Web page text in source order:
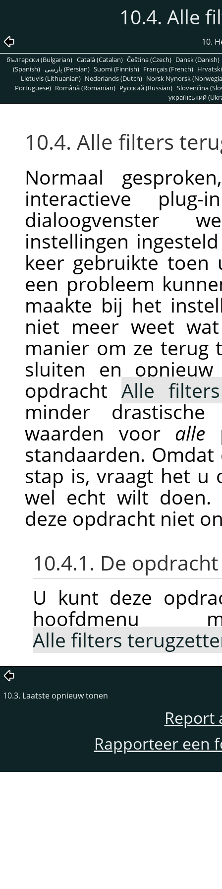
10.4. Alle
10.
български (Bulgarian) Català (Catalan) Čeština (Czech) Dansk (Danish)
(Spanish)
پارسی (Persian) Suomi (Finnish) Français (French)
Lietuvis (Lithuanian) Nederlands (Dutch) Norsk Nynorsk
Portuguese) Română (Romanian) Pусский (Russian) Slovenčina
український
10.4. Alle filters
Normaal
interactieve
dialoogvenster
instellingen
keer gebruikte toen
een probleem
maakte bij het
niet meer weet
manier om ze
sluiten en
opdrachtAlle
minder
waarden voor alle
standaarden.
stap is, vraagt het u
wel echt wilt doen.
deze opdracht niet
10.4.1. De
U kunt deze
Alle filters
10.3. Laatste opnieuw tonen
Report
Rapporteer een